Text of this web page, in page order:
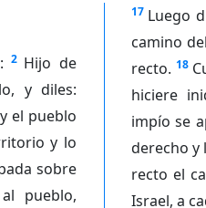
2 Hijo de
y diles:
el pueblo
y lo
sobre
pueblo,
17 Luego
camino
recto. 18
hiciere
impío se
derecho y
recto el
Israel, a